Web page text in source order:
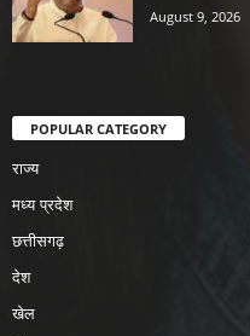
August 9, 2026
POPULAR CATEGORY
राज्य
मध्य प्रदेश
छत्तीसगढ़
देश
खेल